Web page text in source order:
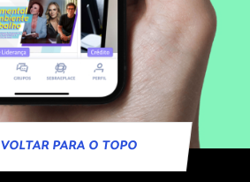
VOLTAR PARA O TOPO